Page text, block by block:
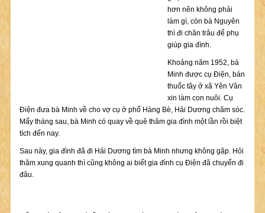
hơn nên không phải
làm gì, còn bà Nguyên
thì đi chăn trâu để phụ
giúp gia đình.
Khoảng năm 1952, bà
Minh được cụ Điện, bán
thuốc tây ở xã Yên Vân
xin làm con nuôi. Cụ
Điện đưa bà Minh về cho vợ cụ ở phố Hàng Bè, Hải Dương chăm sóc.
Mấy tháng sau, bà Minh có quay về quê thăm gia đình một lần rồi biệt
tích đến nay.
Sau này, gia đình đã đi Hải Dương tìm bà Minh nhưng không gặp. Hỏi
thăm xung quanh thì cũng không ai biết gia đình cụ Điện đã chuyển đi
đâu.